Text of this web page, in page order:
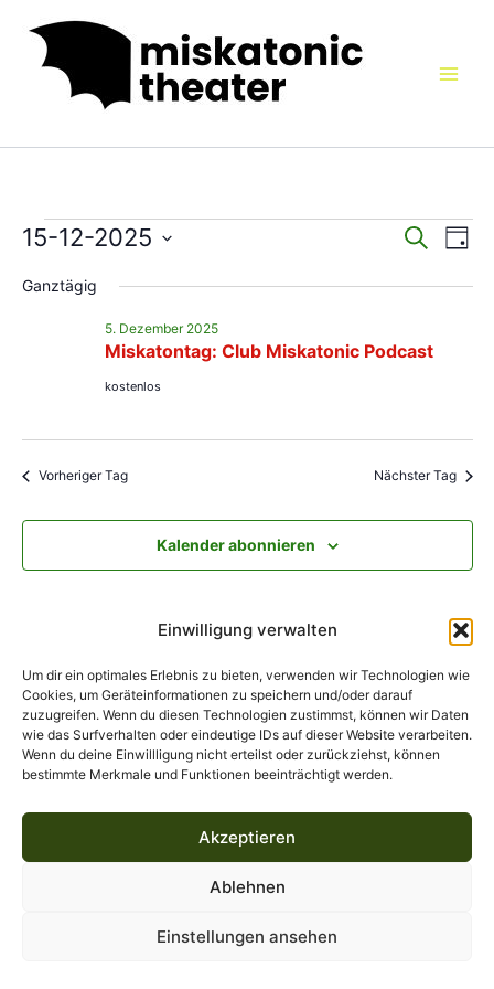
Einwilligung verwalten
Um dir ein optimales Erlebnis zu bieten, verwenden wir Technologien wie
Cookies, um Geräteinformationen zu speichern und/oder darauf
zuzugreifen. Wenn du diesen Technologien zustimmst, können wir Daten
wie das Surfverhalten oder eindeutige IDs auf dieser Website verarbeiten.
Wenn du deine Einwillligung nicht erteilst oder zurückziehst, können
bestimmte Merkmale und Funktionen beeinträchtigt werden.
Akzeptieren
Ablehnen
Einstellungen ansehen
Inhalt
springen
Veranstaltungen
5.
und
SucheTag
15-12-2025
wählen.
Ganztägig
Miskatontag: Club Miskatonic Podcast
5. Dezember 2025
kostenlos
Vorheriger Tag Nächster Tag
Kalender abonnieren
Copyright 2026 Miskatonic Theater